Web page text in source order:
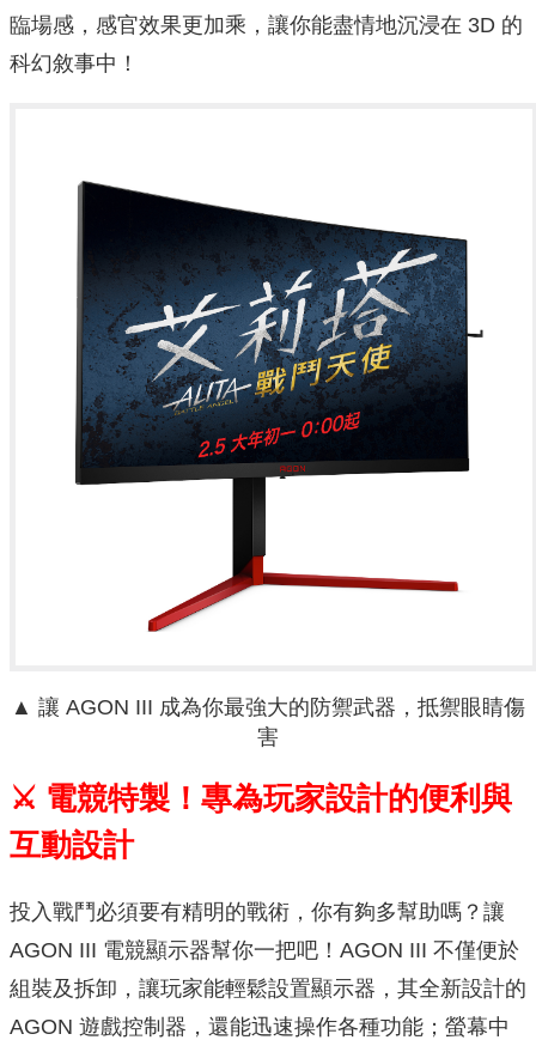
臨場感，感官效果更加乘，讓你能盡情地沉浸在 3D 的
科幻敘事中！
▲ 讓 AGON III 成為你最強大的防禦武器，抵禦眼睛傷
害
⚔ 電競特製！專為玩家設計的便利與
互動設計
投入戰鬥必須要有精明的戰術，你有夠多幫助嗎？讓
AGON III 電競顯示器幫你一把吧！AGON III 不僅便於
組裝及拆卸，讓玩家能輕鬆設置顯示器，其全新設計的
AGON 遊戲控制器，還能迅速操作各種功能；螢幕中